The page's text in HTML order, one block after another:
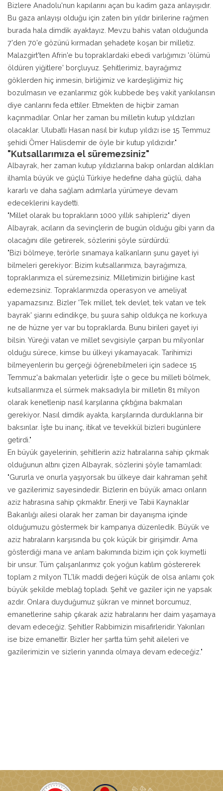
Bizlere Anadolu'nun kapılarını açan bu kadim gaza anlayışıdır.
Bu gaza anlayışı olduğu için zaten bin yıldır birilerine rağmen
burada hala dimdik ayaktayız. Mevzu bahis vatan olduğunda
7'den 70'e gözünü kırmadan şehadete koşan bir milletiz.
Malazgirt'ten Afrin'e bu topraklardaki ebedi varlığımızı 'ölümü
öldüren yiğitlere' borçluyuz. Şehitlerimiz, bayrağımız
göklerden hiç inmesin, birliğimiz ve kardeşliğimiz hiç
bozulmasın ve ezanlarımız gök kubbede beş vakit yankılansın
diye canlarını feda ettiler. Etmekten de hiçbir zaman
kaçınmadılar. Onlar her zaman bu milletin kutup yıldızları
olacaklar. Ulubatlı Hasan nasıl bir kutup yıldızı ise 15 Temmuz
şehidi Ömer Halisdemir de öyle bir kutup yıldızıdır."
"Kutsallarımıza el süremezsiniz"
Albayrak, her zaman kutup yıldızlarına bakıp onlardan aldıkları
ilhamla büyük ve güçlü Türkiye hedefine daha güçlü, daha
kararlı ve daha sağlam adımlarla yürümeye devam
edeceklerini kaydetti.
"Millet olarak bu toprakların 1000 yıllık sahipleriz" diyen
Albayrak, acıların da sevinçlerin de bugün olduğu gibi yarın da
olacağını dile getirerek, sözlerini şöyle sürdürdü:
"Bizi bölmeye, terörle sınamaya kalkanların şunu gayet iyi
bilmeleri gerekiyor: Bizim kutsallarımıza, bayrağımıza,
topraklarımıza el süremezsiniz. Milletimizin birliğine kast
edemezsiniz. Topraklarımızda operasyon ve ameliyat
yapamazsınız. Bizler 'Tek millet, tek devlet, tek vatan ve tek
bayrak' şiarını edindikçe, bu şuura sahip oldukça ne korkuya
ne de hüzne yer var bu topraklarda. Bunu birileri gayet iyi
bilsin. Yüreği vatan ve millet sevgisiyle çarpan bu milyonlar
olduğu sürece, kimse bu ülkeyi yıkamayacak. Tarihimizi
bilmeyenlerin bu gerçeği öğrenebilmeleri için sadece 15
Temmuz'a bakmaları yeterlidir. İşte o gece bu milleti bölmek,
kutsallarımıza el sürmek maksadıyla bir milletin 81 milyon
olarak kenetlenip nasıl karşılarına çıktığına bakmaları
gerekiyor. Nasıl dimdik ayakta, karşılarında durduklarına bir
baksınlar. İşte bu inanç, itikat ve tevekkül bizleri bugünlere
getirdi."
En büyük gayelerinin, şehitlerin aziz hatıralarına sahip çıkmak
olduğunun altını çizen Albayrak, sözlerini şöyle tamamladı:
"Gururla ve onurla yaşıyorsak bu ülkeye dair kahraman şehit
ve gazilerimiz sayesindedir. Bizlerin en büyük amacı onların
aziz hatırasına sahip çıkmaktır. Enerji ve Tabii Kaynaklar
Bakanlığı ailesi olarak her zaman bir dayanışma içinde
olduğumuzu göstermek bir kampanya düzenledik. Büyük ve
aziz hatıraların karşısında bu çok küçük bir girişimdir. Ama
gösterdiği mana ve anlam bakımında bizim için çok kıymetli
bir unsur. Tüm çalışanlarımız çok yoğun katılım göstererek
toplam 2 milyon TL'lik maddi değeri küçük de olsa anlamı çok
büyük şekilde meblağ topladı. Şehit ve gaziler için ne yapsak
azdır. Onlara duyduğumuz şükran ve minnet borcumuz,
emanetlerine sahip çıkarak aziz hatıralarını her daim yaşamaya
devam edeceğiz. Şehitler Rabbimizin misafirleridir. Yakınları
ise bize emanettir. Bizler her şartta tüm şehit aileleri ve
gazilerimizin ve sizlerin yanında olmaya devam edeceğiz."